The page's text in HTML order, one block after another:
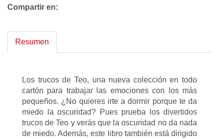
Compartir en:
Resumen
Los trucos de Teo, una nueva colección en todo
cartón para trabajar las emociones con los más
pequeños. ¿No quieres irte a dormir porque te da
miedo la oscuridad? Pues prueba los divertidos
trucos de Teo y verás que la oscuridad no da nada
de miedo. Además, este libro también está dirigido